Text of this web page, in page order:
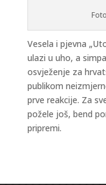
Vesela i pjevna
ulazi u uho, a
osvježenje za
publikom
prve reakcije. Za
požele još, bend
pripremi.